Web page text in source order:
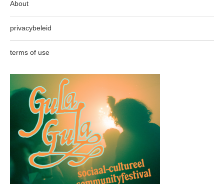
About
privacybeleid
terms of use